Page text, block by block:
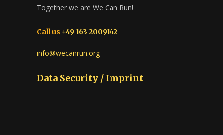
Together we are We Can Run!
Call us +49 163 2009162
info@wecanrun.org
Data Security / Imprint